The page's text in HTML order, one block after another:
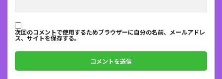
次回のコメントで使用するためブラウザーに自分の名前、メールアドレ
ス、サイトを保存する。